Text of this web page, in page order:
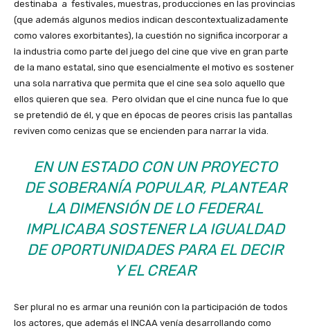
destinaba a festivales, muestras, producciones en las provincias
(que además algunos medios indican descontextualizadamente
como valores exorbitantes), la cuestión no significa incorporar a
la industria como parte del juego del cine que vive en gran parte
de la mano estatal, sino que esencialmente el motivo es sostener
una sola narrativa que permita que el cine sea solo aquello que
ellos quieren que sea. Pero olvidan que el cine nunca fue lo que
se pretendió de él, y que en épocas de peores crisis las pantallas
reviven como cenizas que se encienden para narrar la vida.
EN UN ESTADO CON UN PROYECTO
DE SOBERANÍA POPULAR, PLANTEAR
LA DIMENSIÓN DE LO FEDERAL
IMPLICABA SOSTENER LA IGUALDAD
DE OPORTUNIDADES PARA EL DECIR
Y EL CREAR
Ser plural no es armar una reunión con la participación de todos
los actores, que además el INCAA venía desarrollando como